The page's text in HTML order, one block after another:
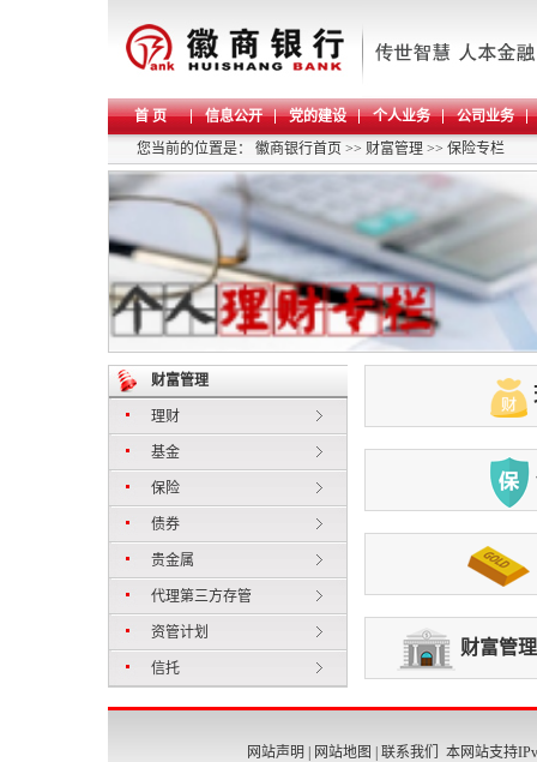
首 页 信息公开 党的建设 个人业务
公司业务
您当前的位置是： 徽商银行首页 >> 财富管理 >> 保险专栏
财富管理
理财
基金
保险
债券
贵金属
代理第三方存管
资管计划
信托
财富管
网站声明 网站地图 联系我们
本网站支持